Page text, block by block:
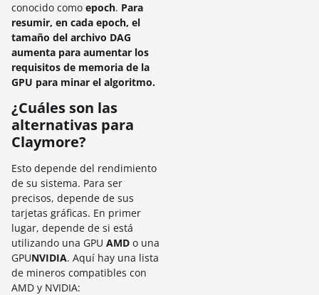
conocido como epoch. Para
resumir, en cada epoch, el
tamaño del archivo DAG
aumenta para aumentar los
requisitos de memoria de la
GPU para minar el algoritmo.
¿Cuáles son las
alternativas para
Claymore?
Esto depende del rendimiento
de su sistema. Para ser
precisos, depende de sus
tarjetas gráficas. En primer
lugar, depende de si está
utilizando una GPU AMD o una
GPUNVIDIA. Aquí hay una lista
de mineros compatibles con
AMD y NVIDIA: